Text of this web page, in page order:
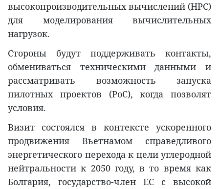
высокопроизводительных вычислений (HPC)
для моделирования вычислительных
нагрузок.
Стороны будут поддерживать контакты,
обмениваться техническими данными и
рассматривать возможность запуска
пилотных проектов (PoC), когда позволят
условия.
Визит состоялся в контексте ускоренного
продвижения Вьетнамом справедливого
энергетического перехода к цели углеродной
нейтральности к 2050 году, в то время как
Болгария, государство-член ЕС с высокой